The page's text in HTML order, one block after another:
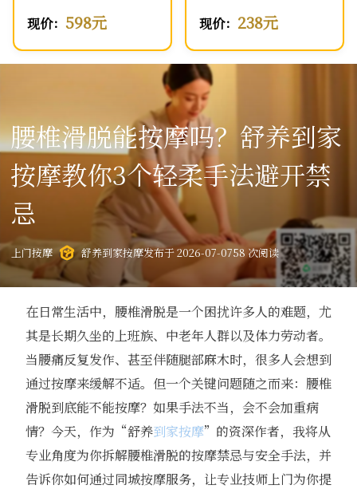
现价： 598元 现价： 238元
腰椎滑脱能按摩吗？舒养到家
按摩教你3个轻柔手法避开禁
忌
上门按摩 舒养到家按摩发布于 2026-07-0758 次阅读
在日常生活中，腰椎滑脱是一个困扰许多人的难题，尤
其是长期久坐的上班族、中老年人群以及体力劳动者。
当腰痛反复发作、甚至伴随腿部麻木时，很多人会想到
通过按摩来缓解不适。但一个关键问题随之而来：腰椎
滑脱到底能不能按摩？如果手法不当，会不会加重病
情？今天，作为“舒养到家按摩”的资深作者，我将从
专业角度为你拆解腰椎滑脱的按摩禁忌与安全手法，并
告诉你如何通过同城按摩服务，让专业技师上门为你提